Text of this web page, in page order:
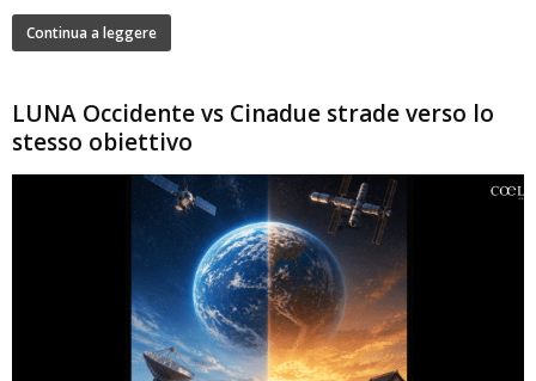
Continua a leggere
LUNA Occidente vs Cinadue strade verso lo
stesso obiettivo